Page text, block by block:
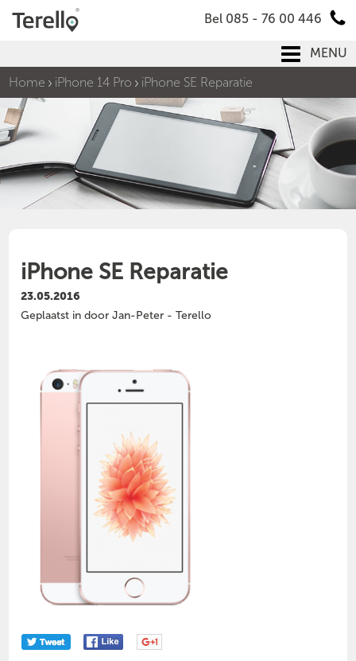
Bel 085 - 76 00 446
MENU
Home
iPhone 14 Pro iPhone SE Reparatie
iPhone SE Reparatie
23.05.2016
Geplaatst in door Jan-Peter - Terello